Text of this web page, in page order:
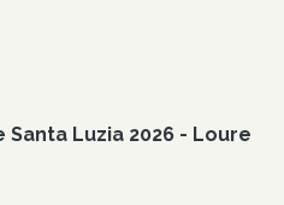
Luzia 2026 - Loure